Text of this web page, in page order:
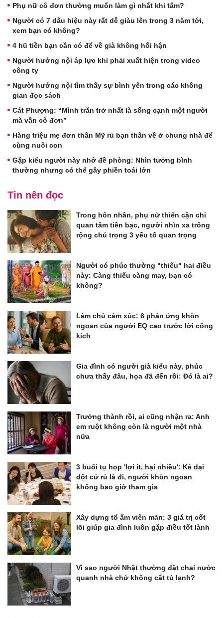
Phụ nữ cô đơn thường muốn làm gì nhất khi tắm?
Người có 7 dấu hiệu này rất dễ giàu lên trong 3 năm tới,
xem bạn có không?
4 hũ tiền bạn cần có để về già không hối hận
Người hướng nội áp lực khi phải xuất hiện trong video
công ty
Người hướng nội tìm thấy sự bình yên trong các không
gian đọc sách
Cát Phượng: “Mình trăn trở nhất là sống cạnh một người
mà vẫn cô đơn”
Hàng triệu mẹ đơn thân Mỹ rủ bạn thân về ở chung nhà để
cùng nuôi con
Gặp kiểu người này nhớ đề phòng: Nhìn tưởng bình
thường nhưng có thể gây phiền toái lớn
Tin nên đọc
Trong hôn nhân, phụ nữ thiển cận chỉ
quan tâm tiền bạc, người nhìn xa trông
rộng chú trọng 3 yếu tố quan trọng
Người có phúc thường "thiếu" hai điều
này: Càng thiếu càng may, bạn có
không?
Làm chủ cảm xúc: 6 phản ứng khôn
ngoan của người EQ cao trước lời công
kích
Gia đình có người già kiểu này, phúc
chưa thấy đâu, họa đã đến rồi: Đó là ai?
Trưởng thành rồi, ai cũng nhận ra: Anh
em ruột không còn là người một nhà
nữa
3 buổi tụ họp 'lợi ít, hại nhiều': Kẻ dại
dột cứ rủ là đi, người khôn ngoan
không bao giờ tham gia
Xây dựng tổ ấm viên mãn: 3 giá trị cốt
lõi giúp gia đình luôn gặp điều tốt lành
Vì sao người Nhật thường đặt chai nước
quanh nhà chứ không cất tủ lạnh?